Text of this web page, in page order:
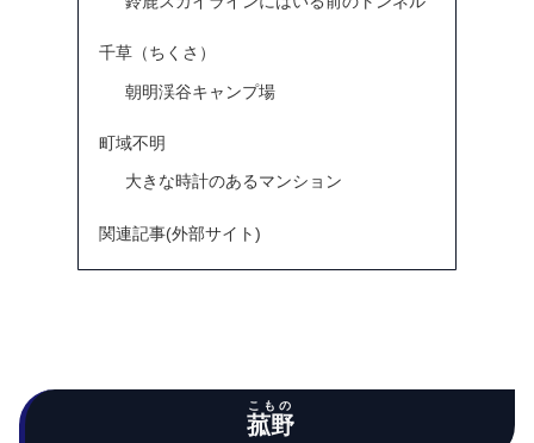
千草（ちくさ）
朝明渓谷キャンプ場
町域不明
大きな時計のあるマンション
関連記事(外部サイト)
菰野
こもの